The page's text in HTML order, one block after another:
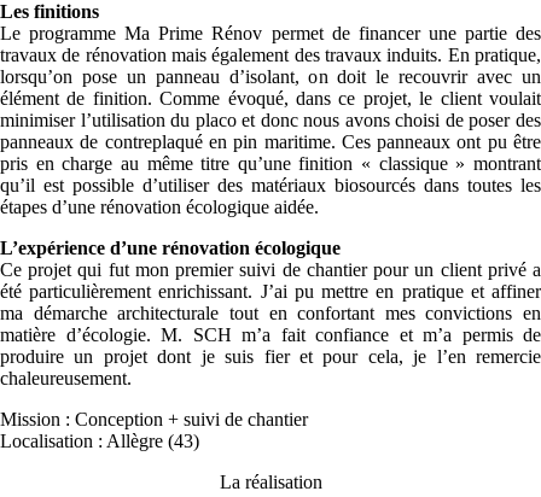
Les finitions
Le programme Ma Prime Rénov permet de financer une partie des
travaux de rénovation mais également des travaux induits. En pratique,
lorsqu’on pose un panneau d’isolant, on doit le recouvrir avec un
élément de finition. Comme évoqué, dans ce projet, le client voulait
minimiser l’utilisation du placo et donc nous avons choisi de poser des
panneaux de contreplaqué en pin maritime. Ces panneaux ont pu être
pris en charge au même titre qu’une finition « classique » montrant
qu’il est possible d’utiliser des matériaux biosourcés dans toutes les
étapes d’une rénovation écologique aidée.
L’expérience d’une rénovation écologique
Ce projet qui fut mon premier suivi de chantier pour un client privé a
été particulièrement enrichissant. J’ai pu mettre en pratique et affiner
ma démarche architecturale tout en confortant mes convictions en
matière d’écologie. M. SCH m’a fait confiance et m’a permis de
produire un projet dont je suis fier et pour cela, je l’en remercie
chaleureusement.
Mission : Conception + suivi de chantier
Localisation : Allègre (43)
La réalisation